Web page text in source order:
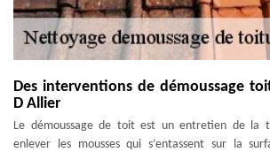
Des interventions de démoussage
D Allier
Le démoussage de toit est un entretien de la
enlever les mousses qui s’entassent sur la